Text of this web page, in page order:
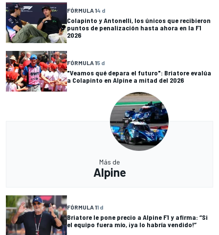
FÓRMULA 14 d
Colapinto y Antonelli, los únicos que recibieron
puntos de penalización hasta ahora en la F1
2026
FÓRMULA 15 d
"Veamos qué depara el futuro": Briatore evalúa
a Colapinto en Alpine a mitad del 2026
Más de
Alpine
FÓRMULA 11 d
Briatore le pone precio a Alpine F1 y afirma: “Si
el equipo fuera mío, ¡ya lo habría vendido!”